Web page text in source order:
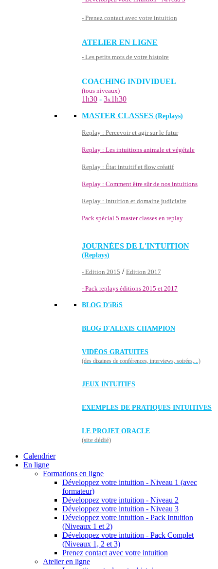
- Prenez contact avec votre intuition
ATELIER EN LIGNE
- Les petits mots de votre histoire
COACHING INDIVIDUEL
(tous niveaux)
1h30 - 3x1h30
MASTER CLASSES (Replays)
Replay : Percevoir et agir sur le futur
Replay : Les intuitions animale et végétale
Replay : État intuitif et flow créatif
Replay : Comment être sûr de nos intuitions
Replay : Intuition et domaine judiciaire
Pack spécial 5 master classes en replay
JOURNÉES DE L'INTUITION
(Replays)
- Edition 2015 / Edition 2017
- Pack replays éditions 2015 et 2017
BLOG D'iRiS
BLOG D'ALEXIS CHAMPION
VIDÉOS GRATUITES
(des dizaines de conférences, interviews, soirées,...)
JEUX INTUITIFS
EXEMPLES DE PRATIQUES INTUITIVES
LE PROJET ORACLE
(site dédié)
Calendrier
En ligne
Formations en ligne
Développez votre intuition - Niveau 1 (avec
formateur)
Développez votre intuition - Niveau 2
Développez votre intuition - Niveau 3
Développez votre intuition - Pack Intuition
(Niveaux 1 et 2)
Développez votre intuition - Pack Complet
(Niveaux 1, 2 et 3)
Prenez contact avec votre intuition
Atelier en ligne